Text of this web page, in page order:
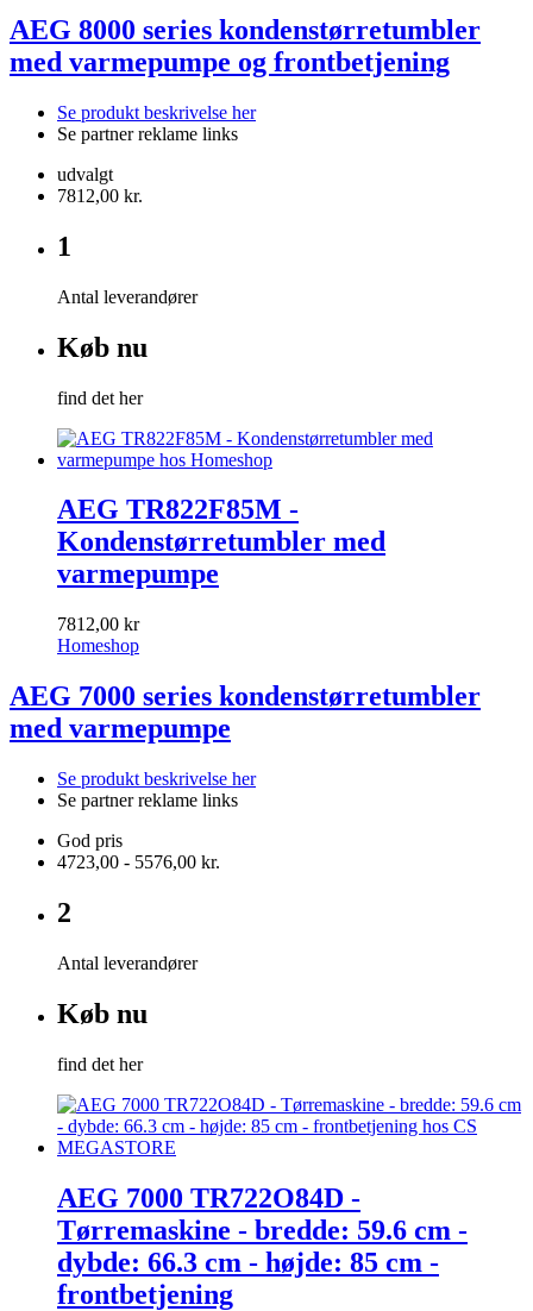
AEG 8000 series kondenstørretumbler
med varmepumpe og frontbetjening
Se produkt beskrivelse her
Se partner reklame links
udvalgt
7812,00 kr.
1
Antal leverandører
Køb nu
find det her
AEG TR822F85M -
Kondenstørretumbler med
varmepumpe
7812,00 kr
Homeshop
AEG 7000 series kondenstørretumbler
med varmepumpe
Se produkt beskrivelse her
Se partner reklame links
God pris
4723,00 - 5576,00 kr.
2
Antal leverandører
Køb nu
find det her
AEG 7000 TR722O84D -
Tørremaskine - bredde: 59.6 cm -
dybde: 66.3 cm - højde: 85 cm -
frontbetjening